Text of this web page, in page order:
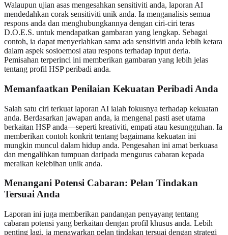
Walaupun ujian asas mengesahkan sensitiviti anda, laporan AI
mendedahkan corak sensitiviti unik anda. Ia menganalisis semua
respons anda dan menghubungkannya dengan ciri-ciri teras
D.O.E.S. untuk mendapatkan gambaran yang lengkap. Sebagai
contoh, ia dapat menyerlahkan sama ada sensitiviti anda lebih ketara
dalam aspek sosioemosi atau respons terhadap input deria.
Pemisahan terperinci ini memberikan gambaran yang lebih jelas
tentang profil HSP peribadi anda.
Memanfaatkan Penilaian Kekuatan Peribadi Anda
Salah satu ciri terkuat laporan AI ialah fokusnya terhadap kekuatan
anda. Berdasarkan jawapan anda, ia mengenal pasti aset utama
berkaitan HSP anda—seperti kreativiti, empati atau kesungguhan. Ia
memberikan contoh konkrit tentang bagaimana kekuatan ini
mungkin muncul dalam hidup anda. Pengesahan ini amat berkuasa
dan mengalihkan tumpuan daripada mengurus cabaran kepada
meraikan kelebihan unik anda.
Menangani Potensi Cabaran: Pelan Tindakan
Tersuai Anda
Laporan ini juga memberikan pandangan penyayang tentang
cabaran potensi yang berkaitan dengan profil khusus anda. Lebih
penting lagi, ia menawarkan pelan tindakan tersuai dengan strategi